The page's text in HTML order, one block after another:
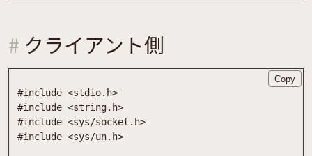
クライアント側
Copy
#include <stdio.h>
#include <string.h>
#include <sys/socket.h>
#include <sys/un.h>